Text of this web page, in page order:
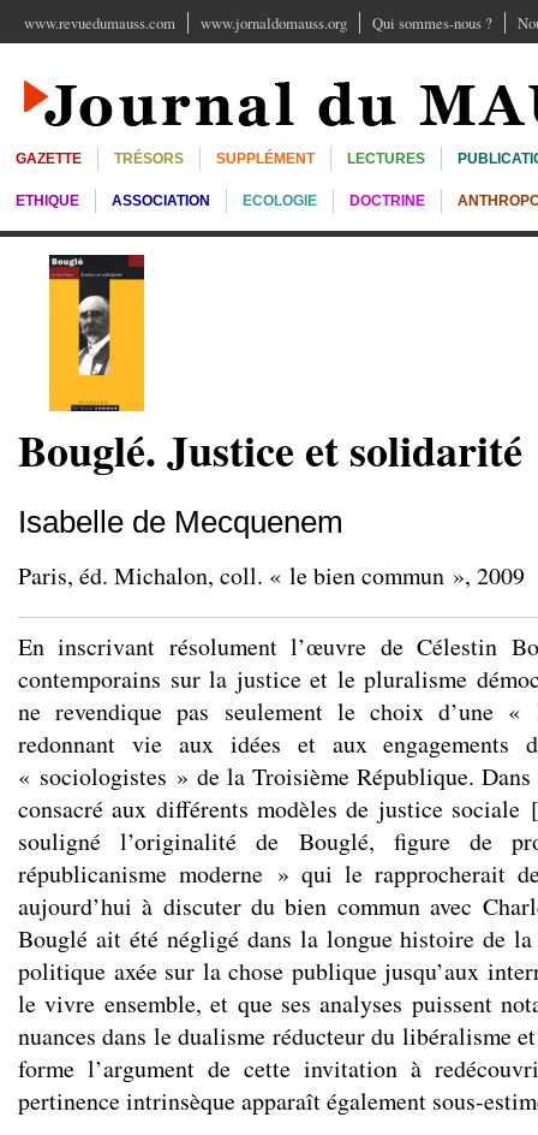
www.revuedumauss.com www.jornaldomauss.org Qui sommes-nous ?
GAZETTE TRÉSORS SUPPLÉMENT LECTURES
ETHIQUE ASSOCIATION ECOLOGIE DOCTRINE
Bouglé. Justice et solidarité
Isabelle de Mecquenem
En inscrivant résolument l’œuvre de Célestin
contemporains sur la justice et le pluralisme
ne revendique pas seulement le choix d’une
redonnant vie aux idées et aux engagements
« sociologistes » de la Troisième République. Dans
consacré aux différents modèles de justice sociale
souligné l’originalité de Bouglé, figure de
républicanisme moderne » qui le rapprocherait
aujourd’hui à discuter du bien commun avec
Bouglé ait été négligé dans la longue histoire de
politique axée sur la chose publique jusqu’aux
le vivre ensemble, et que ses analyses puissent
nuances dans le dualisme réducteur du libéralisme
forme l’argument de cette invitation à
pertinence intrinsèque apparaît également sous-